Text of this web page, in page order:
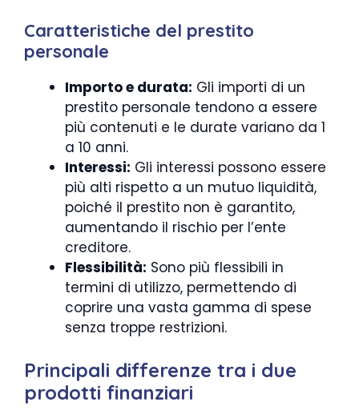
Caratteristiche del prestito
personale
Importo e durata: Gli importi di un
prestito personale tendono a essere
più contenuti e le durate variano da 1
a 10 anni.
Interessi: Gli interessi possono essere
più alti rispetto a un mutuo liquidità,
poiché il prestito non è garantito,
aumentando il rischio per l’ente
creditore.
Flessibilità: Sono più flessibili in
termini di utilizzo, permettendo di
coprire una vasta gamma di spese
senza troppe restrizioni.
Principali differenze tra i due
prodotti finanziari